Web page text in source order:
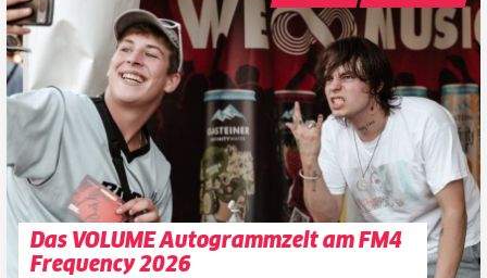
Das VOLUME Autogrammzelt am FM4
Frequency 2026